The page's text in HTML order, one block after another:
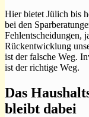
Hier bietet Jülich bis
bei den
Fehlentscheidungen,
Rückentwicklung
ist der falsche Weg.
ist der richtige Weg.
Das
bleibt dabei